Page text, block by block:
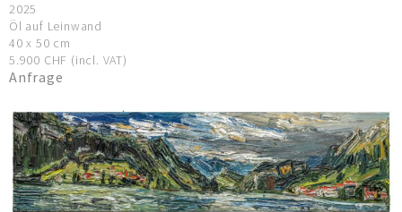
2025
Öl auf Leinwand
40 x 50 cm
5.900 CHF (incl. VAT)
Anfrage